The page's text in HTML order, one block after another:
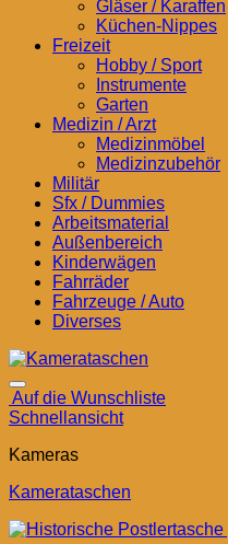
Gläser / Karaffen
Küchen-Nippes
Freizeit
Hobby / Sport
Instrumente
Garten
Medizin / Arzt
Medizinmöbel
Medizinzubehör
Militär
Sfx / Dummies
Arbeitsmaterial
Außenbereich
Kinderwägen
Fahrräder
Fahrzeuge / Auto
Diverses
Auf die Wunschliste
Schnellansicht
Kameras
Kamerataschen